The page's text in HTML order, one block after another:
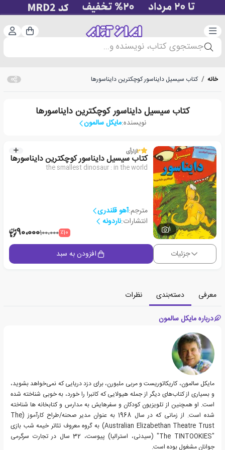
دسته‌بندی سبد
جستجوی کتاب، نویسنده و...
خانه / کتاب سیسیل دایناسور کوچکترین دایناسورها
کتاب سیسیل دایناسور کوچکترین دایناسورها
نویسنده:مایکل سالمون
1
3از1رأی
کتاب سیسیل دایناسور کوچکترین دایناسورها
the smallest dinosaur : in the world
مترجم:آهو قلندری
انتشارات:ناردونه
٪10100،00090،000
جزئیات افزودن به سبد
معرفی دسته‌بندی
نظرات
درباره مایکل سالمون
مایکل سالمون، کاریکاتوریست و مربی ملبورن، برای دزد دریایی که نمی‌خواهد بشوید،
و بسیاری از کتاب‌های دیگر از جمله هیولایی که کانبرا را خورد، به خوبی شناخته شده
است. او همچنین از تلویزیون کودکان و سفرهایش به مدارس و کتابخانه ها شناخته
شده است. از زمانی که در سال 1968 به عنوان مدیر صحنه/طراح کارآموز (The
Australian Elizabethan Theatre Trust) به گروه معروف تئاتر خیمه شب بازی
"The TINTOOKIES" (سیدنی، استرالیا) پیوست، 32 سال در تجارت سرگرمی
جوانان مشغول بوده است.